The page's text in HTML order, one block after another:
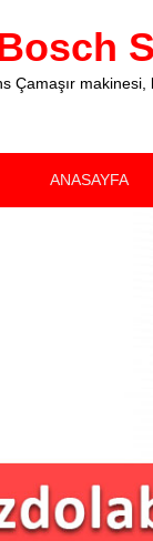
Çamaşır
ANASAYFA